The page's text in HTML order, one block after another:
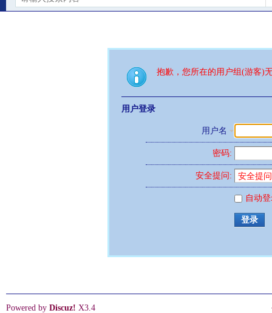
抱歉，您所在的用户组(游客)
用户登录
用户名
密码:
安全提问:
自动
登录
Powered by Discuz! X3.4